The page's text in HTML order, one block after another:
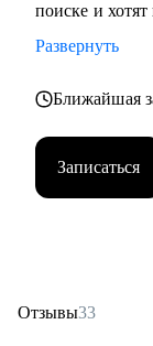
поиске и
Развернуть
Ближайшая
Записаться
Отзывы33